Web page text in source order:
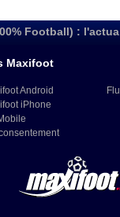
Football) :
Maxifoot
Android
iPhone